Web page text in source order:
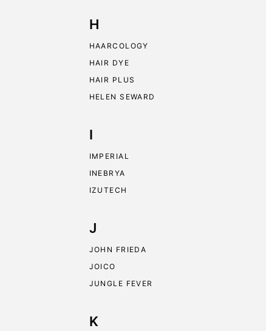
H
HAARCOLOGY
HAIR DYE
HAIR PLUS
HELEN SEWARD
I
IMPERIAL
INEBRYA
IZUTECH
J
JOHN FRIEDA
JOICO
JUNGLE FEVER
K